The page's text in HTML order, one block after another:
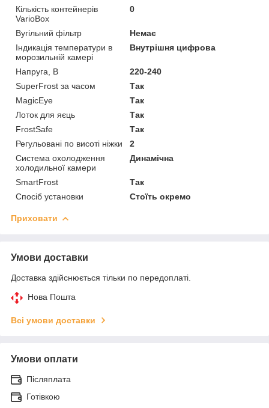
Кількість контейнерів
VarioBox
0
Вугільний фільтр
Немає
Індикація температури в
морозильній камері
Внутрішня цифрова
Напруга, В
220-240
SuperFrost за часом
Так
MagicEye
Так
Лоток для яєць
Так
FrostSafe
Так
Регульовані по висоті ніжки
2
Система охолодження
холодильної камери
Динамічна
SmartFrost
Так
Спосіб установки
Стоїть окремо
Приховати
Умови доставки
Доставка здійснюється тільки по передоплаті.
Нова Пошта
Всі умови доставки
Умови оплати
Післяплата
Готівкою